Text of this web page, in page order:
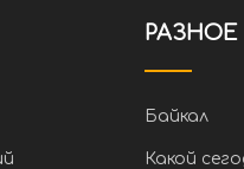
РАЗНОЕ
Байкал
Какой